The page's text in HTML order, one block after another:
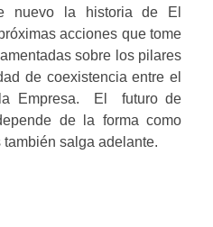
nuevo la historia de El
acciones que tome
sobre los pilares
de coexistencia entre el
Empresa.  El  futuro de
de la forma como
salga adelante.